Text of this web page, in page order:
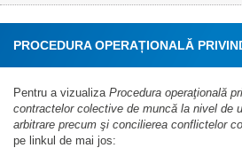
PROCEDURA OPERAȚIONALĂ
CONTRACTELOR COLECTIVE DE
UNITATE ȘI A HOTĂRÂRILOR
Pentru a vizualiza Procedura operaţională
contractelor colective de muncă la nivel de
arbitrare precum şi concilierea conflictelor
pe linkul de mai jos: